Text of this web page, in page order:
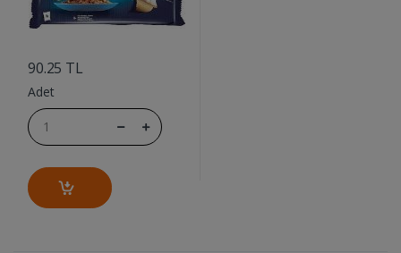
90.25 TL
Adet